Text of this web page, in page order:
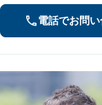
電話でお問